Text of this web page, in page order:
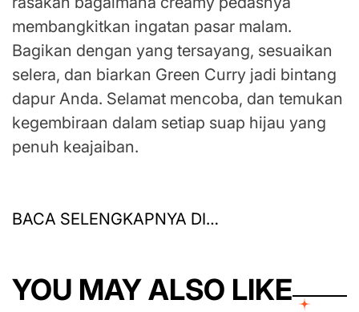
membangkitkan ingatan pasar malam.
Bagikan dengan yang tersayang, sesuaikan
selera, dan biarkan Green Curry jadi bintang
dapur Anda. Selamat mencoba, dan temukan
kegembiraan dalam setiap suap hijau yang
penuh keajaiban.
BACA SELENGKAPNYA DI…
YOU MAY ALSO LIKE